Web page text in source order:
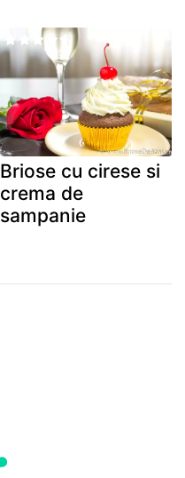
Briose cu cirese si
crema de
sampanie